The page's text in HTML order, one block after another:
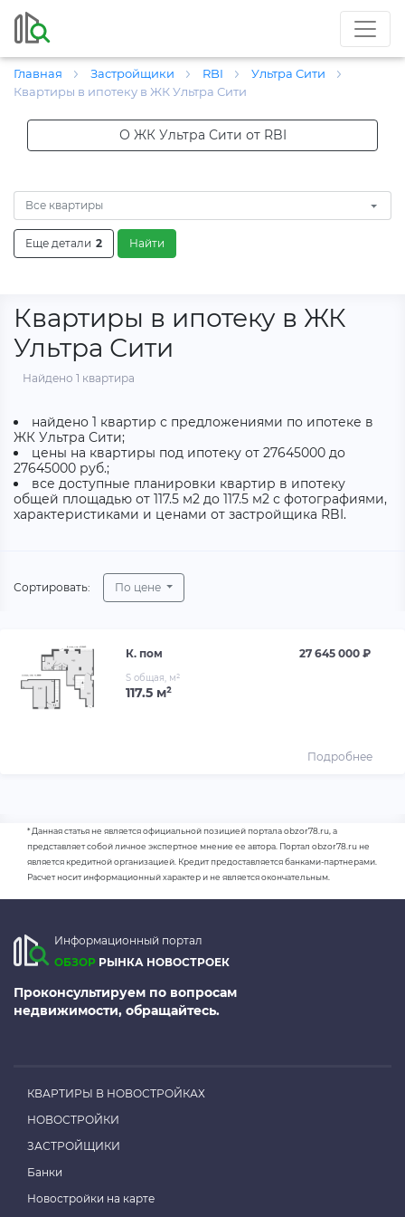
Главная Застройщики RBI
Ультра Сити
Квартиры в ипотеку в ЖК Ультра Сити
О ЖК Ультра Сити от RBI
Все квартиры
Еще детали 2 Найти
Квартиры в ипотеку в ЖК
Ультра Сити
Найдено 1 квартира
найдено 1 квартир с предложениями по ипотеке в
ЖК Ультра Сити;
цены на квартиры под ипотеку от 27645000 до
27645000 руб.;
все доступные планировки квартир в ипотеку
общей площадью от 117.5 м2 до 117.5 м2 с фотографиями,
характеристиками и ценами от застройщика RBI.
Сортировать: По цене
К. пом 27 645 000 ₽
S общая, м²
117.5 м²
Подробнее
* Данная статья не является официальной позицией портала obzor78.ru, а
представляет собой личное экспертное мнение ее автора. Портал obzor78.ru не
является кредитной организацией. Кредит предоставляется банками-партнерами.
Расчет носит информационный характер и не является окончательным.
Информационный портал
ОБЗОР РЫНКА НОВОСТРОЕК
Проконсультируем по вопросам
недвижимости, обращайтесь.
КВАРТИРЫ В НОВОСТРОЙКАХ
НОВОСТРОЙКИ
ЗАСТРОЙЩИКИ
Банки
Новостройки на карте